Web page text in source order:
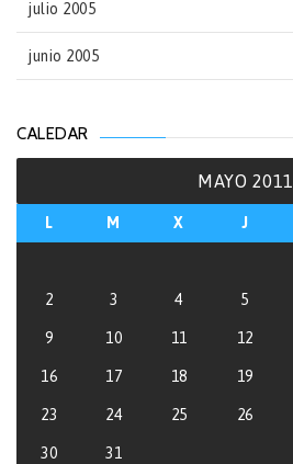
julio 2005
junio 2005
CALEDAR
MAYO 2011
L M X J
2 3 4 5
9 10 11 12
16 17 18 19
23 24 25 26
30 31